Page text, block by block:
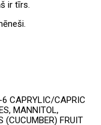
ir tīrs.
CAPRYLIC/CAPRIC
MANNITOL,
(CUCUMBER) FRUIT